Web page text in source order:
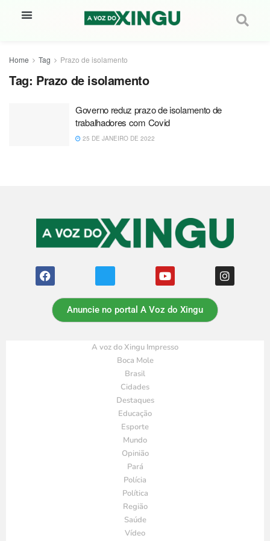
Home Tag Prazo de isolamento
Tag: Prazo de isolamento
Governo reduz prazo de isolamento de
trabalhadores com Covid
25 DE JANEIRO DE 2022
Anuncie no portal A Voz do Xingu
A voz do Xingu Impresso
Boca Mole
Brasil
Cidades
Destaques
Educação
Esporte
Mundo
Opinião
Pará
Polícia
Política
Região
Saúde
Vídeo